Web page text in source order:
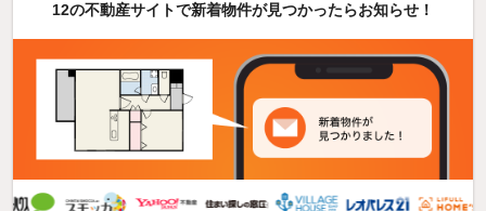
12の不動産サイトで新着物件が見つかったらお知らせ！